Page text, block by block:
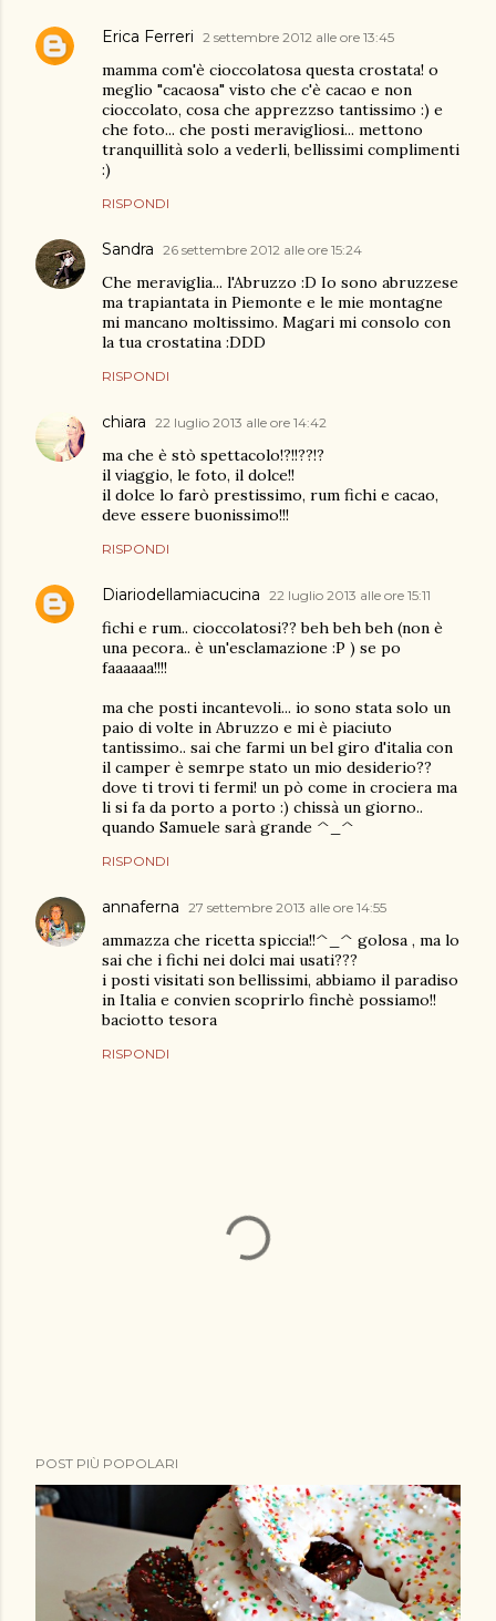
Erica Ferreri 2 settembre 2012 alle ore 13:45
mamma com'è cioccolatosa questa crostata! o
meglio "cacaosa" visto che c'è cacao e non
cioccolato, cosa che apprezzso tantissimo :) e
che foto... che posti meravigliosi... mettono
tranquillità solo a vederli, bellissimi complimenti
:)
RISPONDI
Sandra 26 settembre 2012 alle ore 15:24
Che meraviglia... l'Abruzzo :D Io sono abruzzese
ma trapiantata in Piemonte e le mie montagne
mi mancano moltissimo. Magari mi consolo con
la tua crostatina :DDD
RISPONDI
chiara 22 luglio 2013 alle ore 14:42
ma che è stò spettacolo!?!!??!?
il viaggio, le foto, il dolce!!
il dolce lo farò prestissimo, rum fichi e cacao,
deve essere buonissimo!!!
RISPONDI
Diariodellamiacucina 22 luglio 2013 alle ore 15:11
fichi e rum.. cioccolatosi?? beh beh beh (non è
una pecora.. è un'esclamazione :P ) se po
faaaaaa!!!!
ma che posti incantevoli... io sono stata solo un
paio di volte in Abruzzo e mi è piaciuto
tantissimo.. sai che farmi un bel giro d'italia con
il camper è semrpe stato un mio desiderio??
dove ti trovi ti fermi! un pò come in crociera ma
li si fa da porto a porto :) chissà un giorno..
quando Samuele sarà grande ^_^
RISPONDI
annaferna 27 settembre 2013 alle ore 14:55
ammazza che ricetta spiccia!!^_^ golosa , ma lo
sai che i fichi nei dolci mai usati???
i posti visitati son bellissimi, abbiamo il paradiso
in Italia e convien scoprirlo finchè possiamo!!
baciotto tesora
RISPONDI
o
s
POST PIÙ POPOLARI